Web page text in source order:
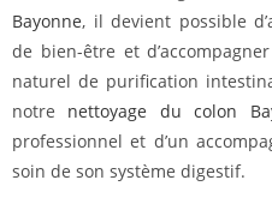
Bayonne, il devient possible
de bien-être et
naturel de purification
notre nettoyage du colon
professionnel et d’un
soin de son système digestif.